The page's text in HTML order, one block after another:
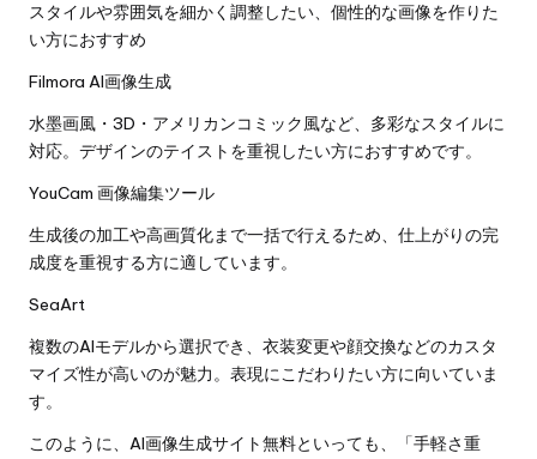
スタイルや雰囲気を細かく調整したい、個性的な画像を作りた
い方におすすめ
Filmora AI画像生成
水墨画風・3D・アメリカンコミック風など、多彩なスタイルに
対応。デザインのテイストを重視したい方におすすめです。
YouCam 画像編集ツール
生成後の加工や高画質化まで一括で行えるため、仕上がりの完
成度を重視する方に適しています。
SeaArt
複数のAIモデルから選択でき、衣装変更や顔交換などのカスタ
マイズ性が高いのが魅力。表現にこだわりたい方に向いていま
す。
このように、AI画像生成サイト無料といっても、「手軽さ重